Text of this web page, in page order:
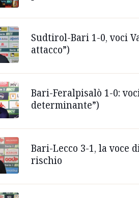
Sudtirol-Bari 1-0, voci
attacco”)
Bari-Feralpisalò 1-0:
determinante”)
Bari-Lecco 3-1, la voce
rischio